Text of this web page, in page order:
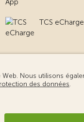
TCS eCharge